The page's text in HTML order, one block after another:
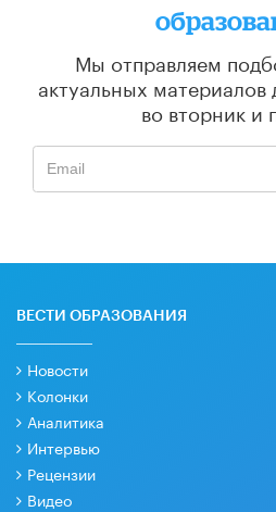
Мы отправляем
актуальных материалов
во вторник и
ВЕСТИ ОБРАЗОВАНИЯ
Новости
Колонки
Аналитика
Интервью
Рецензии
Видео